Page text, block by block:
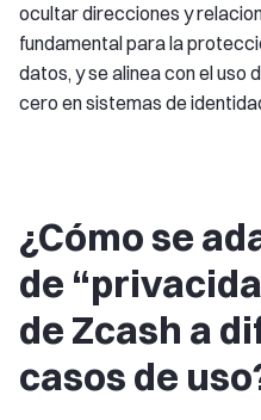
ocultar direcciones y
fundamental para la
datos, y se alinea con el uso
cero en sistemas de
¿Cómo se
de
de Zcash a
casos de